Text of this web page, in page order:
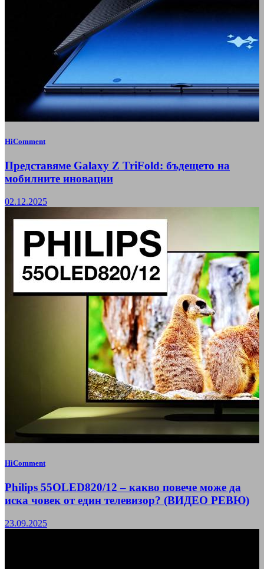
HiComment
Представяме Galaxy Z TriFold: бъдещето на
мобилните иновации
02.12.2025
HiComment
Philips 55OLED820/12 – какво повече може да
иска човек от един телевизор? (ВИДЕО РЕВЮ)
23.09.2025